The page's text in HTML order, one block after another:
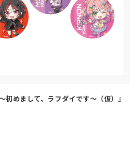
初めまして、ラフダイです～（仮）』